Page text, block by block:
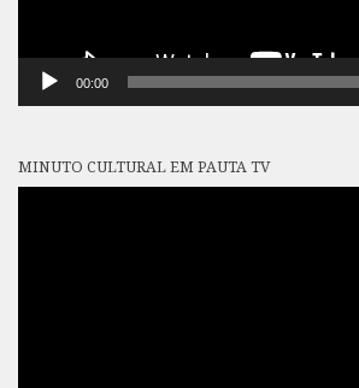
00:00
MINUTO CULTURAL EM PAUTA TV